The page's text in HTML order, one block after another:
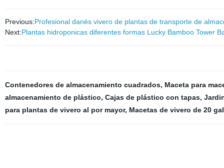
Previous:Profesional danés vivero de plantas de transporte de
Next:Plantas hidroponicas diferentes formas Lucky Bamboo Tower
Contenedores de almacenamiento cuadrados, Maceta para
almacenamiento de plástico, Cajas de plástico con tapas,
para plantas de vivero al por mayor, Macetas de vivero de 20